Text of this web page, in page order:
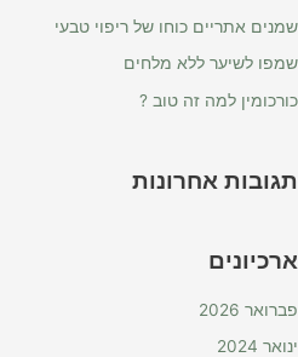
שמנים אתריים כוחו של ריפוי טבעי
שמפו לשיער ללא מלחים
כורכומין למה זה טוב ?
תגובות אחרונות
ארכיונים
פברואר 2026
ינואר 2024